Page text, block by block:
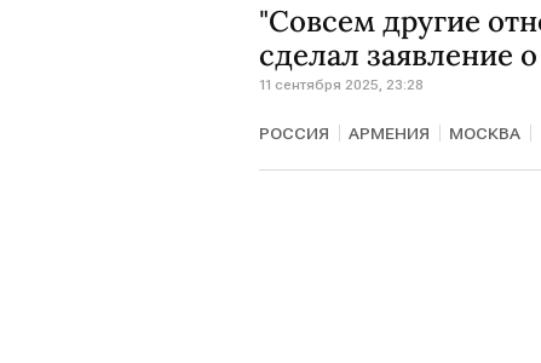
"Совсем другие
сделал заявление
11 сентября 2025, 23:28
РОССИЯ АРМЕНИЯ МОСКВА